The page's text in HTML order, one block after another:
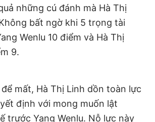
Việt Hưng
Đức Trung
thuộc về Báo Thanh Niên. Cấm sao
thức nếu không có sự chấp thuận bằng văn
Technologies, JSC.
những cú đánh mà Hà Thị
bất ngờ khi 5 trọng tài
Wenlu 10 điểm và Hà Thị
9.
mất, Hà Thị Linh dồn toàn lực
định với mong muốn lật
trước Yang Wenlu. Nỗ lực này